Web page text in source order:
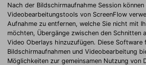
Nach der Bildschirmaufnahme Session können
Videobearbeitungstools von ScreenFlow
Aufnahme zu entfernen, welche Sie nicht mit
möchten, Übergänge zwischen den Schnitten
Video Oberlays hinzuzufügen. Diese Software
Bildschirmaufnahmen und Videobearbeitung
Möglichkeiten zur gemeinsamen Nutzung von